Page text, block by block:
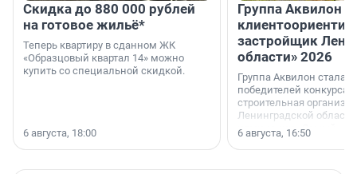
Скидка до 880 000 рублей
на готовое жильё*
Теперь квартиру в сданном ЖК
«Образцовый квартал 14» можно
купить со специальной скидкой.
6 августа, 18:00
Группа Аквилон
застройщик
области» 2026
Группа Аквилон стала
победителей конкурса
строительная
Ленинградской области
номинации «Самый
застройщик
области».
6 августа, 16:50